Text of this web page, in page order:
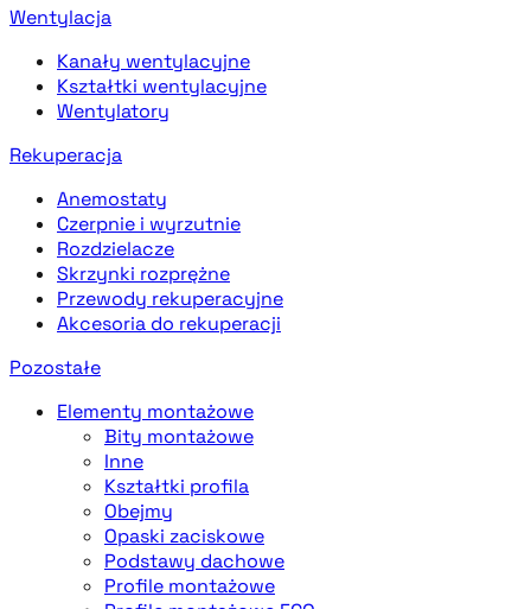
Wentylacja
Kanały wentylacyjne
Kształtki wentylacyjne
Wentylatory
Rekuperacja
Anemostaty
Czerpnie i wyrzutnie
Rozdzielacze
Skrzynki rozprężne
Przewody rekuperacyjne
Akcesoria do rekuperacji
Pozostałe
Elementy montażowe
Bity montażowe
Inne
Kształtki profila
Obejmy
Opaski zaciskowe
Podstawy dachowe
Profile montażowe